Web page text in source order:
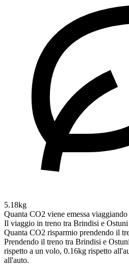
5.18kg
Quanta CO2 viene emessa
Il viaggio in treno tra Brindisi e
Quanta CO2 risparmio prendendo il
Prendendo il treno tra Brindisi e
rispetto a un volo, 0.16kg rispetto
all'auto.